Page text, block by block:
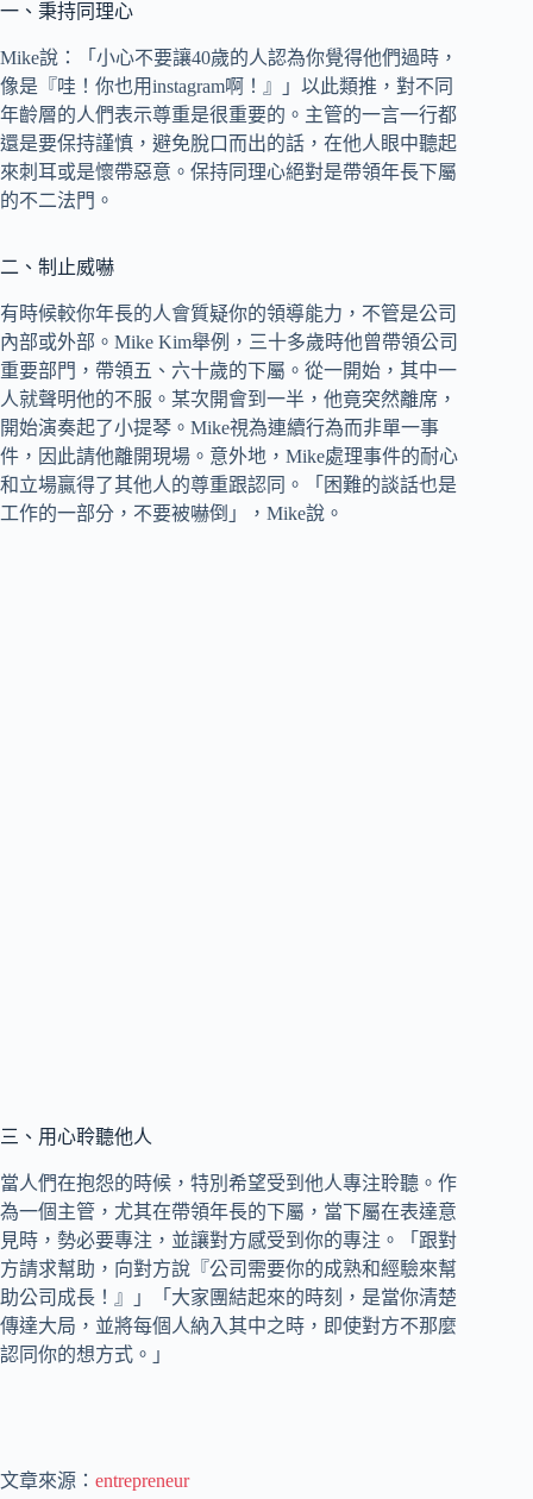
一、秉持同理心
Mike說：「小心不要讓40歲的人認為你覺得他們過時，
像是『哇！你也用instagram啊！』」以此類推，對不同
年齡層的人們表示尊重是很重要的。主管的一言一行都
還是要保持謹慎，避免脫口而出的話，在他人眼中聽起
來刺耳或是懷帶惡意。保持同理心絕對是帶領年長下屬
的不二法門。
二、制止威嚇
有時候較你年長的人會質疑你的領導能力，不管是公司
內部或外部。Mike Kim舉例，三十多歲時他曾帶領公司
重要部門，帶領五、六十歲的下屬。從一開始，其中一
人就聲明他的不服。某次開會到一半，他竟突然離席，
開始演奏起了小提琴。Mike視為連續行為而非單一事
件，因此請他離開現場。意外地，Mike處理事件的耐心
和立場贏得了其他人的尊重跟認同。「困難的談話也是
工作的一部分，不要被嚇倒」，Mike說。
三、用心聆聽他人
當人們在抱怨的時候，特別希望受到他人專注聆聽。作
為一個主管，尤其在帶領年長的下屬，當下屬在表達意
見時，勢必要專注，並讓對方感受到你的專注。「跟對
方請求幫助，向對方說『公司需要你的成熟和經驗來幫
助公司成長！』」「大家團結起來的時刻，是當你清楚
傳達大局，並將每個人納入其中之時，即使對方不那麼
認同你的想方式。」
文章來源： entrepreneur